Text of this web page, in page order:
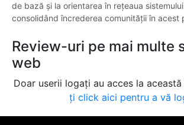
de bază și la orientarea în rețeaua
consolidând încrederea comunității în acest
Review-uri pe mai multe
web
Doar userii logați au acces la
ți click aici pentru a vă